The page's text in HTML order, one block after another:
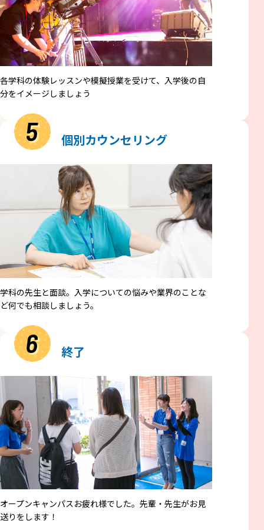
各学科の体験レッスンや模擬授業を受けて、入学後の自
分をイメージしましょう
5 個別カウンセリング
学科の先生と面談。入学についての悩みや業界のことな
ど何でも相談しましょう。
6 終了
オープンキャンパスお疲れ様でした。先輩・先生がお見
送りをします！